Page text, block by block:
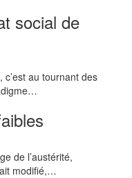
social de
au tournant des
de l’austérité,
modifié,…